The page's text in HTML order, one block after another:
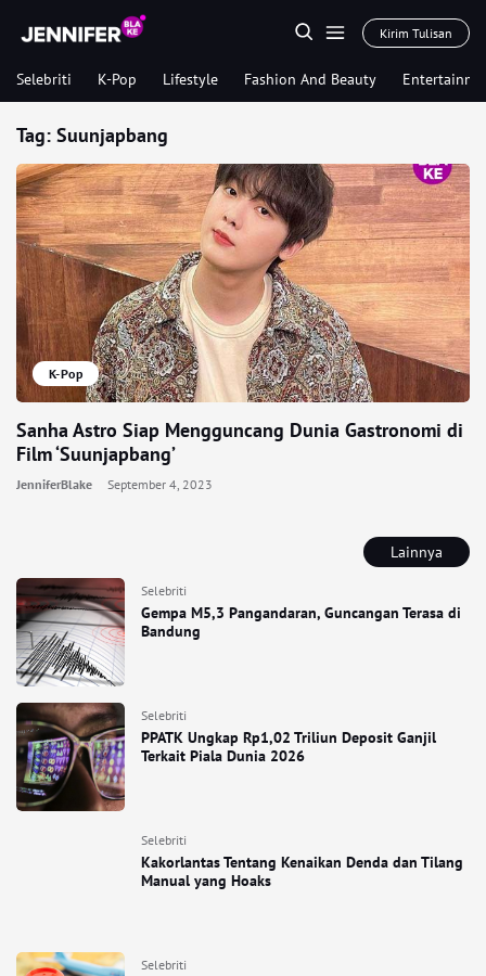
Kirim Tulisan
Selebriti K-Pop Lifestyle Fashion And Beauty
Lainnya
Selebriti
Gempa M5,3 Pangandaran, Guncangan Terasa di
Bandung
Selebriti
PPATK Ungkap Rp1,02 Triliun Deposit Ganjil
Terkait Piala Dunia 2026
Selebriti
Kakorlantas Tentang Kenaikan Denda dan Tilang
Manual yang Hoaks
Selebriti
Tag: Suunjapbang
K-Pop
Sanha Astro Siap Mengguncang Dunia Gastronomi di
Film ‘Suunjapbang’
JenniferBlake September 4, 2023